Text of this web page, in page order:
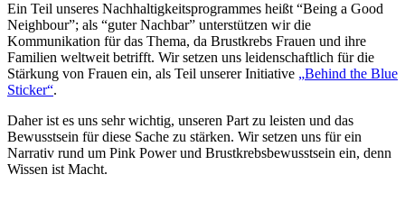
Ein Teil unseres Nachhaltigkeitsprogrammes heißt “Being a Good
Neighbour”; als “guter Nachbar” unterstützen wir die
Kommunikation für das Thema, da Brustkrebs Frauen und ihre
Familien weltweit betrifft. Wir setzen uns leidenschaftlich für die
Stärkung von Frauen ein, als Teil unserer Initiative „Behind the Blue
Sticker“.
Daher ist es uns sehr wichtig, unseren Part zu leisten und das
Bewusstsein für diese Sache zu stärken. Wir setzen uns für ein
Narrativ rund um Pink Power und Brustkrebsbewusstsein ein, denn
Wissen ist Macht.